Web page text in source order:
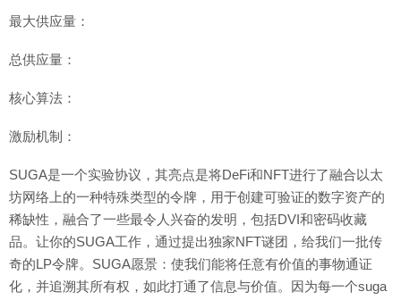
最大供应量：
总供应量：
核心算法：
激励机制：
SUGA是一个实验协议，其亮点是将DeFi和NFT进行了融合以太
坊网络上的一种特殊类型的令牌，用于创建可验证的数字资产的
稀缺性，融合了一些最令人兴奋的发明，包括DVI和密码收藏
品。让你的SUGA工作，通过提出独家NFT谜团，给我们一批传
奇的LP令牌。SUGA愿景：使我们能将任意有价值的事物通证
化，并追溯其所有权，如此打通了信息与价值。因为每一个suga